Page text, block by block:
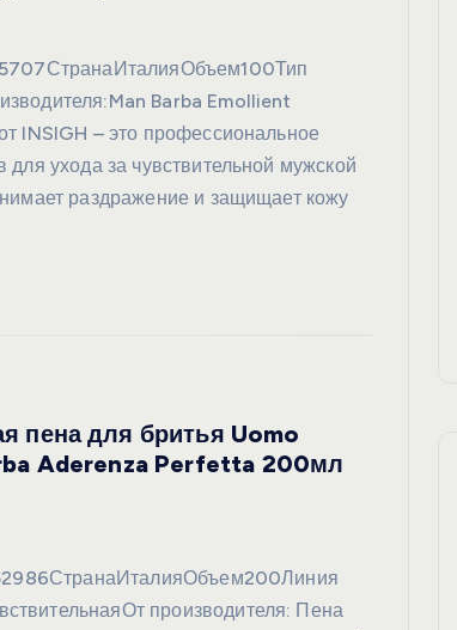
Barba Emollient
INSIGH – это профессиональное
для ухода за чувствительной мужской
раздражение и защищает кожу
пена для бритья Uomo
Aderenza Perfetta 200мл
производителя: Пена
DoveКрем-мыло Кокосовое
молоко и лепестки жасмина Purely